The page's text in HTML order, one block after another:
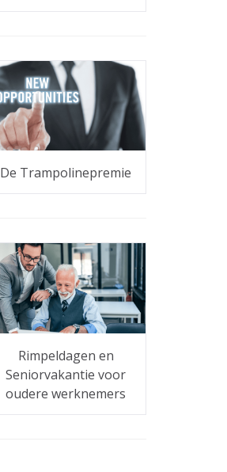
De Trampolinepremie
Rimpeldagen en
Seniorvakantie voor
oudere werknemers